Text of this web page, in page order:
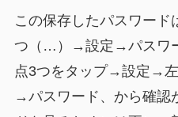
この保存したパスワード
つ（…）→設定→パスワ
点3つをタップ→設定→左
→パスワード、から確認